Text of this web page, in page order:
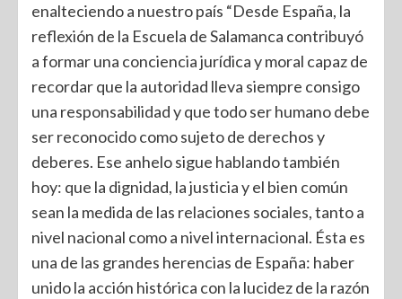
enalteciendo a nuestro país “Desde España, la
reflexión de la Escuela de Salamanca contribuyó
a formar una conciencia jurídica y moral capaz de
recordar que la autoridad lleva siempre consigo
una responsabilidad y que todo ser humano debe
ser reconocido como sujeto de derechos y
deberes. Ese anhelo sigue hablando también
hoy: que la dignidad, la justicia y el bien común
sean la medida de las relaciones sociales, tanto a
nivel nacional como a nivel internacional. Ésta es
una de las grandes herencias de España: haber
unido la acción histórica con la lucidez de la razón